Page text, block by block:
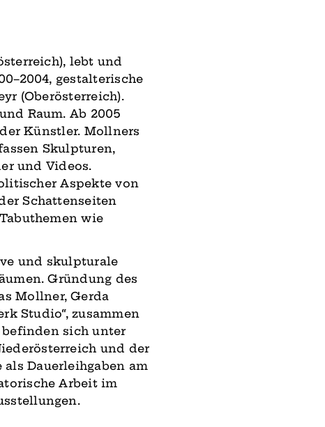
lebt und
gestalterische
(Oberösterreich).
Raum. Ab 2005
Künstler. Mollners
Skulpturen,
und Videos.
Aspekte von
Schattenseiten
wie
und skulpturale
Gründung des
Mollner, Gerda
Studio“, zusammen
befinden sich unter
und der
Dauerleihgaben am
Arbeit im